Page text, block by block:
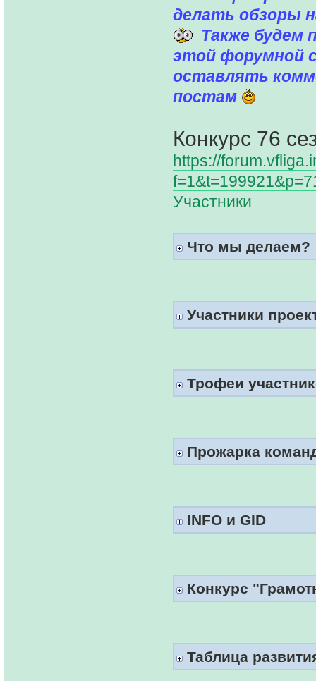
делать обзоры
Также будем
этой форумной
оставлять
постам
Конкурс 76
https://
Участники
Что мы делаем?
Участники
Трофеи
Прожарка
INFO и GID
Конкурс
Таблица